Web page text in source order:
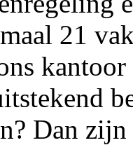
21
kantoor
Dan